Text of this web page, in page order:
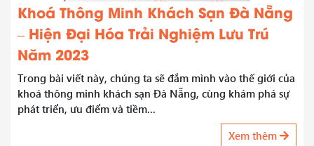
Khoá Thông Minh Khách Sạn Đà Nẵng
– Hiện Đại Hóa Trải Nghiệm Lưu Trú
Năm 2023
Trong bài viết này, chúng ta sẽ đắm mình vào thế giới của
khoá thông minh khách sạn Đà Nẵng, cùng khám phá sự
phát triển, ưu điểm và tiềm...
Xem thêm